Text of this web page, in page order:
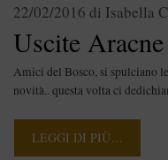
Uscite
22/02/2016 di Isabella
Amici del Bosco, si spulciano
novità.. questa volta ci
LEGGI DI PIÙ…